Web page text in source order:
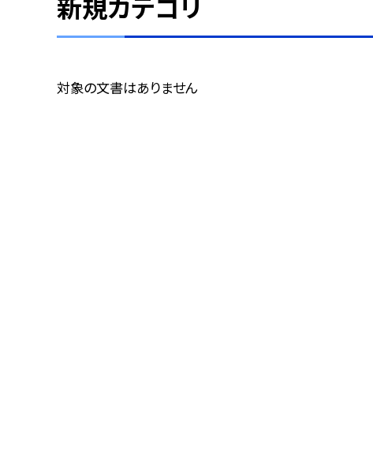
対象の文書はありません